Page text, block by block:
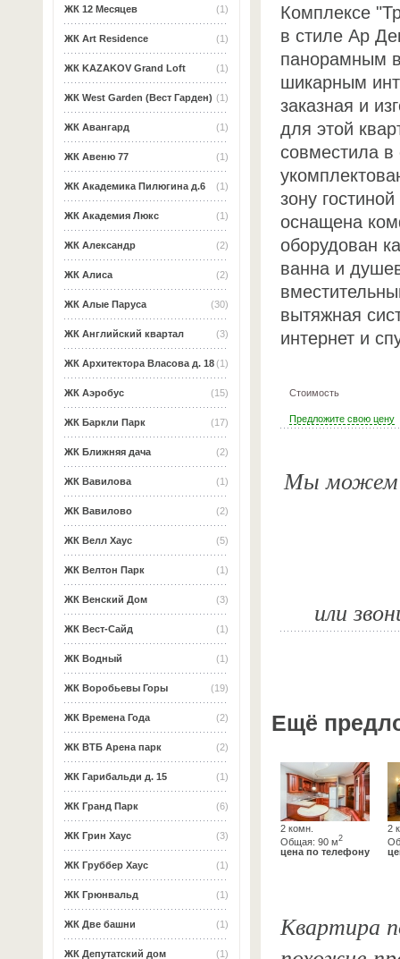
(1)
ЖК 12 Месяцев
(1)
ЖК Art Residence
(1)
ЖК KAZAKOV Grand Loft
(1)
ЖК West Garden (Вест Гарден)
(1)
ЖК Авангард
(1)
ЖК Авеню 77
(1)
ЖК Академика Пилюгина д.6
(1)
ЖК Академия Люкс
(2)
ЖК Александр
(2)
ЖК Алиса
(30)
ЖК Алые Паруса
(3)
ЖК Английский квартал
(1)
ЖК Архитектора Власова д. 18
(15)
ЖК Аэробус
(17)
ЖК Баркли Парк
(2)
ЖК Ближняя дача
(1)
ЖК Вавилова
(2)
ЖК Вавилово
(5)
ЖК Велл Хаус
(1)
ЖК Велтон Парк
(3)
ЖК Венский Дом
(1)
ЖК Вест-Сайд
(1)
ЖК Водный
(19)
ЖК Воробьевы Горы
(2)
ЖК Времена Года
(2)
ЖК ВТБ Арена парк
(1)
ЖК Гарибальди д. 15
(6)
ЖК Гранд Парк
(3)
ЖК Грин Хаус
(1)
ЖК Груббер Хаус
(1)
ЖК Грюнвальд
(1)
ЖК Две башни
(1)
ЖК Депутатский дом
Комплексе
в стиле Ар
панорамным
шикарным
заказная и
для этой
совместила в
зону
оснащена
оборудован
ванна и
вытяжная
интернет и
Стоимость
Предложите свою цену
Мы можем
или
Ещё
2 комн.
Общая: 90 м2
цена по телефону
2
Квартира